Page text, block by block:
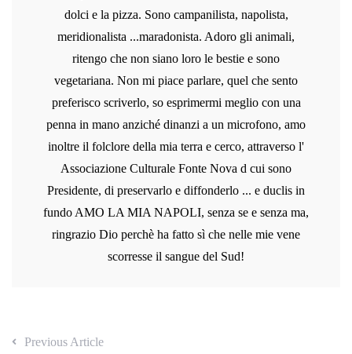
dolci e la pizza. Sono campanilista, napolista,
meridionalista ...maradonista. Adoro gli animali,
ritengo che non siano loro le bestie e sono
vegetariana. Non mi piace parlare, quel che sento
preferisco scriverlo, so esprimermi meglio con una
penna in mano anziché dinanzi a un microfono, amo
inoltre il folclore della mia terra e cerco, attraverso l'
Associazione Culturale Fonte Nova d cui sono
Presidente, di preservarlo e diffonderlo ... e duclis in
fundo AMO LA MIA NAPOLI, senza se e senza ma,
ringrazio Dio perchè ha fatto sì che nelle mie vene
scorresse il sangue del Sud!
Previous Article